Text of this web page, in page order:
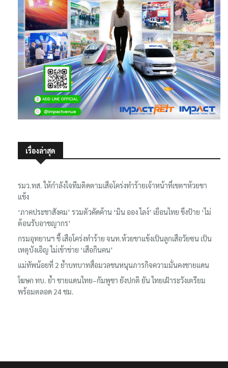
เรื่องล่าสุด
รมว.ทส. ให้กำลังใจทีมติดตามเสือโคร่งทำร้ายเจ้าหน้าที่เขตฯห้วยขา
แข้ง
‘ภาคประชาสังคม’ รวมตัวคัดค้าน ‘มิน ออง ไลง์’ เยือนไทย ขึงป้าย ‘ไม่
ต้อนรับอาชญากร’
กรมอุทยานฯ ชี้ เสือโคร่งทำร้าย จนท.ห้วยขาแข้งเป็นลูกเสือวัยซน เป็น
เหตุบังเอิญ ไม่เข้าข่าย ‘เสือกินคน’
แม่ทัพน้อยที่ 2 ย้ำบทบาทสื่อมวลชนหนุนภารกิจความมั่นคงชายแดน
โฆษก ทบ. ย้ำ ชายแดนไทย–กัมพูชา ยังปกติ ยัน ไทยเฝ้าระวังเตรียม
พร้อมตลอด 24 ชม.